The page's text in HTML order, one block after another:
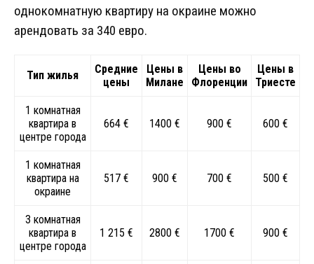
однокомнатную квартиру на окраине можно
арендовать за 340 евро.
Тип жилья
Средние
цены
Цены в
Милане
Цены во
Флоренции
Цены в
Триесте
1 комнатная
квартира в
центре города
664 € 1400 € 900 € 600 €
1 комнатная
квартира на
окраине
517 € 900 € 700 € 500 €
3 комнатная
квартира в
центре города
1 215 € 2800 € 1700 € 900 €